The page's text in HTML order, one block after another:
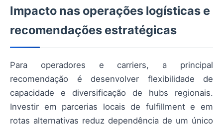
Impacto nas operações logísticas e
recomendações estratégicas
Para operadores e carriers, a principal
recomendação é desenvolver flexibilidade de
capacidade e diversificação de hubs regionais.
Investir em parcerias locais de fulfillment e em
rotas alternativas reduz dependência de um único